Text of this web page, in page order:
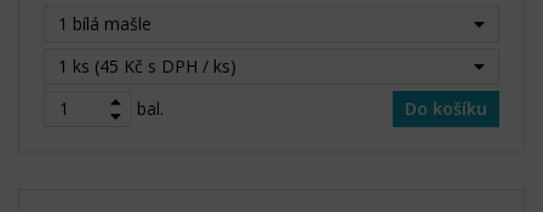
1 bílá mašle
1 ks (45 Kč s DPH / ks)
bal.
Do košíku